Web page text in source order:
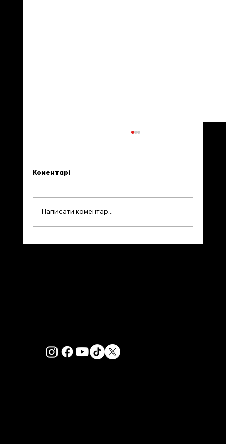
Коментарі
Написати коментар...